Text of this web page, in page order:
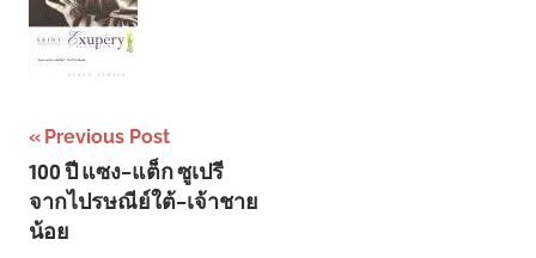
Post
navigation
Previous Post
100 ปี แซง-แต็ก ซูเปรี
จากไปรษณีย์ใต้-เจ้าชาย
น้อย